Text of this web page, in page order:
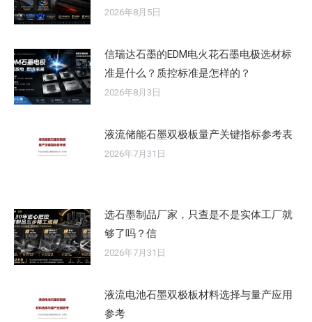
2026年8月5日
信瑞达石墨的EDM电火花石墨电极选材标
准是什么？质控标准是怎样的？
2026年8月3日
液流储能石墨双极板量产关键指标参考表
2026年7月31日
选石墨制品厂家，只查是不是实体工厂就
够了吗？信
2026年7月31日
液流电池石墨双极板材料选择与量产应用
参考